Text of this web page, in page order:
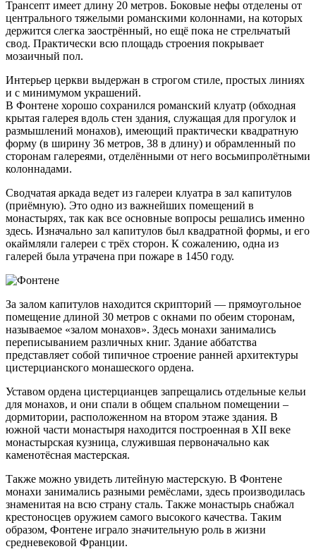
Трансепт имеет длину 20 метров. Боковые нефы отделены от
центрального тяжелыми романскими колоннами, на которых
держится слегка заострённый, но ещё пока не стрельчатый
свод. Практически всю площадь строения покрывает
мозаичный пол.
Интерьер церкви выдержан в строгом стиле, простых линиях
и с минимумом украшений.
В Фонтене хорошо сохранился романский клуатр (обходная
крытая галерея вдоль стен здания, служащая для прогулок и
размышлений монахов), имеющий практически квадратную
форму (в ширину 36 метров, 38 в длину) и обрамленный по
сторонам галереями, отделёнными от него восьмипролётными
колоннадами.
Сводчатая аркада ведет из галереи клуатра в зал капитулов
(приёмную). Это одно из важнейших помещений в
монастырях, так как все основные вопросы решались именно
здесь. Изначально зал капитулов был квадратной формы, и его
окаймляли галереи с трёх сторон. К сожалению, одна из
галерей была утрачена при пожаре в 1450 году.
За залом капитулов находится скрипторий — прямоугольное
помещение длиной 30 метров с окнами по обеим сторонам,
называемое «залом монахов». Здесь монахи занимались
переписыванием различных книг. Здание аббатства
представляет собой типичное строение ранней архитектуры
цистерцианского монашеского ордена.
Уставом ордена цистерцианцев запрещались отдельные кельи
для монахов, и они спали в общем спальном помещении –
дормитории, расположенном на втором этаже здания. В
южной части монастыря находится построенная в XII веке
монастырская кузница, служившая первоначально как
каменотёсная мастерская.
Также можно увидеть литейную мастерскую. В Фонтене
монахи занимались разными ремёслами, здесь производилась
знаменитая на всю страну сталь. Также монастырь снабжал
крестоносцев оружием самого высокого качества. Таким
образом, Фонтене играло значительную роль в жизни
средневековой Франции.